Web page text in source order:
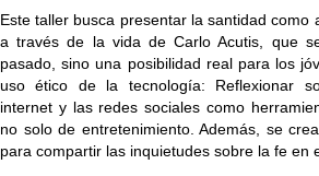
Este taller busca presentar la santidad como
a través de la vida de Carlo Acutis, que
pasado, sino una posibilidad real para los
uso ético de la tecnología: Reflexionar
internet y las redes sociales como
no solo de entretenimiento. Además, se
para compartir las inquietudes sobre la fe en